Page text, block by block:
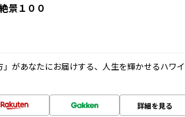
景１００
があなたにお届けする、人生を輝かせるハワイ
詳細を見る